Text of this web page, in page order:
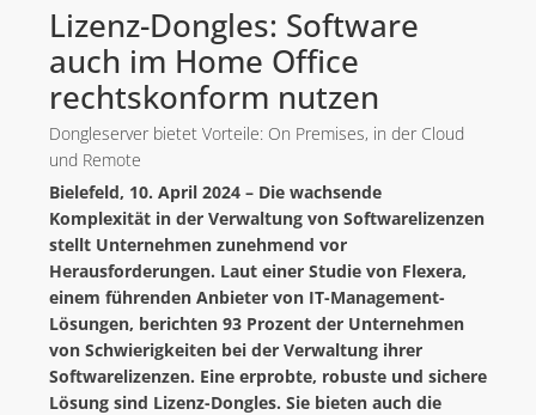
Lizenz-Dongles: Software
auch im Home Office
rechtskonform nutzen
Dongleserver bietet Vorteile: On Premises, in der Cloud
und Remote
Bielefeld, 10. April 2024 – Die wachsende
Komplexität in der Verwaltung von Softwarelizenzen
stellt Unternehmen zunehmend vor
Herausforderungen. Laut einer Studie von Flexera,
einem führenden Anbieter von IT-Management-
Lösungen, berichten 93 Prozent der Unternehmen
von Schwierigkeiten bei der Verwaltung ihrer
Softwarelizenzen. Eine erprobte, robuste und sichere
Lösung sind Lizenz-Dongles. Sie bieten auch die